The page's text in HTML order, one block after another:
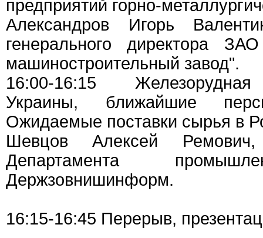
предприятий горно-
Александров Игорь
генерального директора
машиностроительный завод".
16:00-16:15
Украины, ближайшие
Ожидаемые поставки сырья в
Шевцов Алексей
Департамента
Держзовнишинформ.
16:15-16:45 Перерыв,